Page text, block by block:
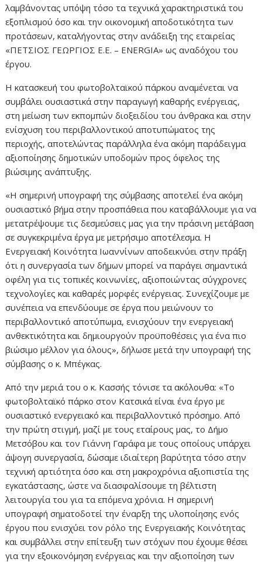
λαμβάνοντας υπόψη τόσο τα τεχνικά χαρακτηριστικά του
εξοπλισμού όσο και την οικονομική αποδοτικότητα των
προτάσεων, καταλήγοντας στην ανάδειξη της εταιρείας
«ΠΕΤΣΙΟΣ ΓΕΩΡΓΙΟΣ Ε.Ε. – ENERGIA» ως αναδόχου του
έργου.
Η κατασκευή του φωτοβολταϊκού πάρκου αναμένεται να
συμβάλει ουσιαστικά στην παραγωγή καθαρής ενέργειας,
στη μείωση των εκπομπών διοξειδίου του άνθρακα και στην
ενίσχυση του περιβαλλοντικού αποτυπώματος της
περιοχής, αποτελώντας παράλληλα ένα ακόμη παράδειγμα
αξιοποίησης δημοτικών υποδομών προς όφελος της
βιώσιμης ανάπτυξης.
«Η σημερινή υπογραφή της σύμβασης αποτελεί ένα ακόμη
ουσιαστικό βήμα στην προσπάθεια που καταβάλλουμε για να
μετατρέψουμε τις δεσμεύσεις μας για την πράσινη μετάβαση
σε συγκεκριμένα έργα με μετρήσιμο αποτέλεσμα. Η
Ενεργειακή Κοινότητα Ιωαννίνων αποδεικνύει στην πράξη
ότι η συνεργασία των δήμων μπορεί να παράγει σημαντικά
οφέλη για τις τοπικές κοινωνίες, αξιοποιώντας σύγχρονες
τεχνολογίες και καθαρές μορφές ενέργειας. Συνεχίζουμε με
συνέπεια να επενδύουμε σε έργα που μειώνουν το
περιβαλλοντικό αποτύπωμα, ενισχύουν την ενεργειακή
ανθεκτικότητα και δημιουργούν προϋποθέσεις για ένα πιο
βιώσιμο μέλλον για όλους», δήλωσε μετά την υπογραφή της
σύμβασης ο κ. Μπέγκας.
Από την μεριά του ο κ. Κασσής τόνισε τα ακόλουθα: «Το
φωτοβολταϊκό πάρκο στον Κατσικά είναι ένα έργο με
ουσιαστικό ενεργειακό και περιβαλλοντικό πρόσημο. Από
την πρώτη στιγμή, μαζί με τους εταίρους μας, το Δήμο
Μετσόβου και τον Γιάννη Γαράφα με τους οποίους υπάρχει
άψογη συνεργασία, δώσαμε ιδιαίτερη βαρύτητα τόσο στην
τεχνική αρτιότητα όσο και στη μακροχρόνια αξιοπιστία της
εγκατάστασης, ώστε να διασφαλίσουμε τη βέλτιστη
λειτουργία του για τα επόμενα χρόνια. Η σημερινή
υπογραφή σηματοδοτεί την έναρξη της υλοποίησης ενός
έργου που ενισχύει τον ρόλο της Ενεργειακής Κοινότητας
και συμβάλλει στην επίτευξη των στόχων που έχουμε θέσει
για την εξοικονόμηση ενέργειας και την αξιοποίηση των